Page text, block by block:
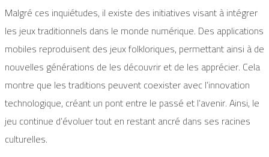
Malgré ces inquiétudes, il existe des initiatives visant à intégrer
les jeux traditionnels dans le monde numérique. Des applications
mobiles reproduisent des jeux folkloriques, permettant ainsi à de
nouvelles générations de les découvrir et de les apprécier. Cela
montre que les traditions peuvent coexister avec l’innovation
technologique, créant un pont entre le passé et l’avenir. Ainsi, le
jeu continue d’évoluer tout en restant ancré dans ses racines
culturelles.